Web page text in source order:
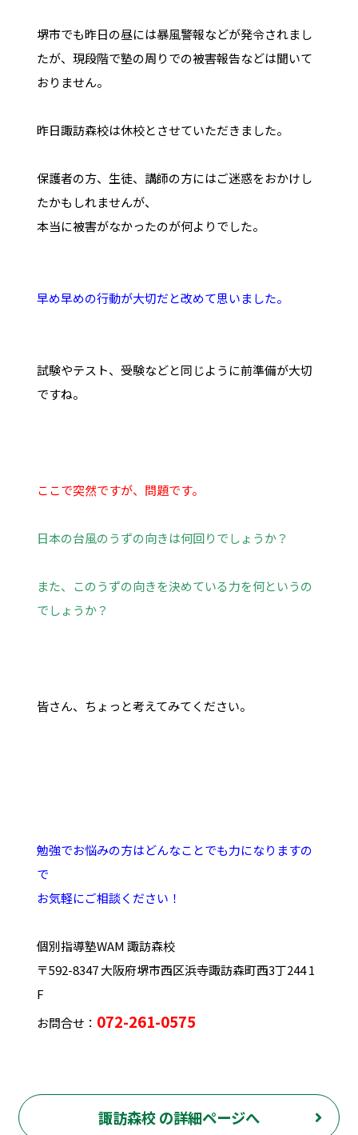
堺市でも昨日の昼には暴風警報などが発令されまし
たが、現段階で塾の周りでの被害報告などは聞いて
おりません。
昨日諏訪森校は休校とさせていただきました。
保護者の方、生徒、講師の方にはご迷惑をおかけし
たかもしれませんが、
本当に被害がなかったのが何よりでした。
早め早めの行動が大切だと改めて思いました。
試験やテスト、受験などと同じように前準備が大切
ですね。
ここで突然ですが、問題です。
日本の台風のうずの向きは何回りでしょうか？
また、このうずの向きを決めている力を何というの
でしょうか？
皆さん、ちょっと考えてみてください。
勉強でお悩みの方はどんなことでも力になりますの
で
お気軽にご相談ください！
個別指導塾WAM 諏訪森校
〒592-8347 大阪府堺市西区浜寺諏訪森町西3丁244 1
F
お問合せ： 072-261-0575
諏訪森校 の詳細ページへ